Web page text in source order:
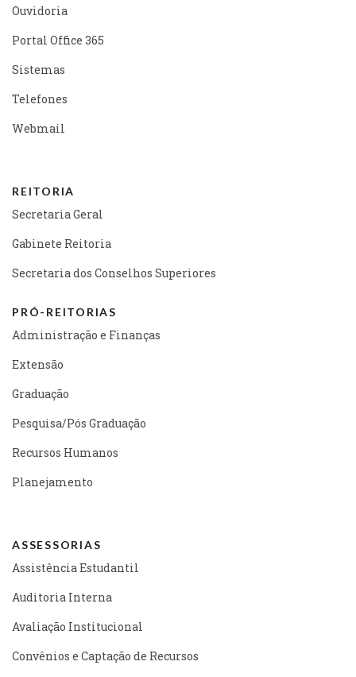
Ouvidoria
Portal Office 365
Sistemas
Telefones
Webmail
REITORIA
Secretaria Geral
Gabinete Reitoria
Secretaria dos Conselhos Superiores
PRÓ-REITORIAS
Administração e Finanças
Extensão
Graduação
Pesquisa/Pós Graduação
Recursos Humanos
Planejamento
ASSESSORIAS
Assistência Estudantil
Auditoria Interna
Avaliação Institucional
Convênios e Captação de Recursos